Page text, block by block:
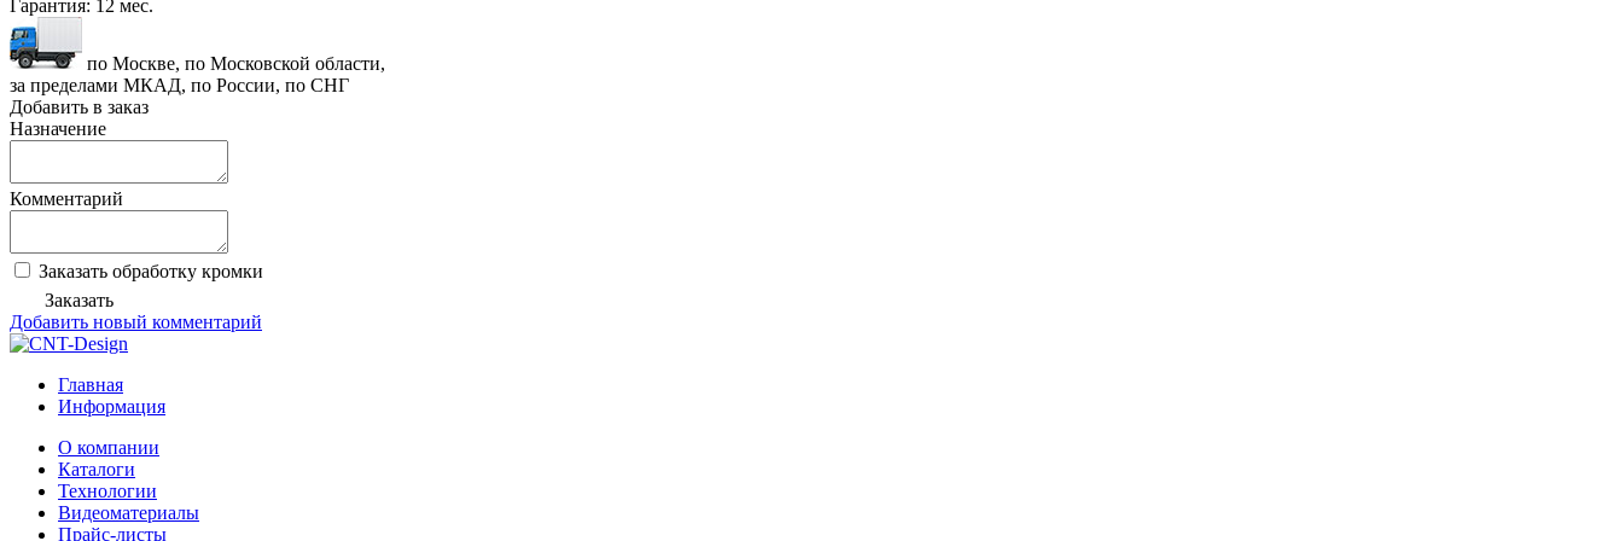
Гарантия: 12 мес.
по Москве, по Московской области,
за пределами МКАД, по России, по СНГ
Добавить в заказ
Назначение
Комментарий
Заказать обработку кромки
Заказать
Добавить новый комментарий
Главная
Информация
О компании
Каталоги
Технологии
Видеоматериалы
Прайс-листы